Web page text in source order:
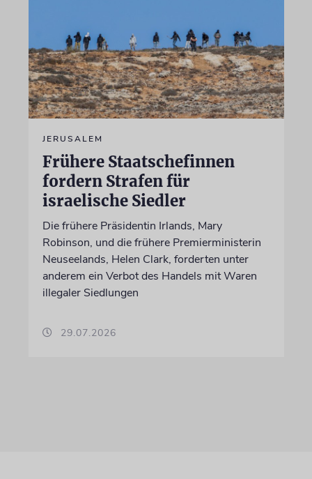
JERUSALEM
Frühere Staatschefinnen
fordern Strafen für
israelische Siedler
Die frühere Präsidentin Irlands, Mary
Robinson, und die frühere Premierministerin
Neuseelands, Helen Clark, forderten unter
anderem ein Verbot des Handels mit Waren
illegaler Siedlungen
29.07.2026